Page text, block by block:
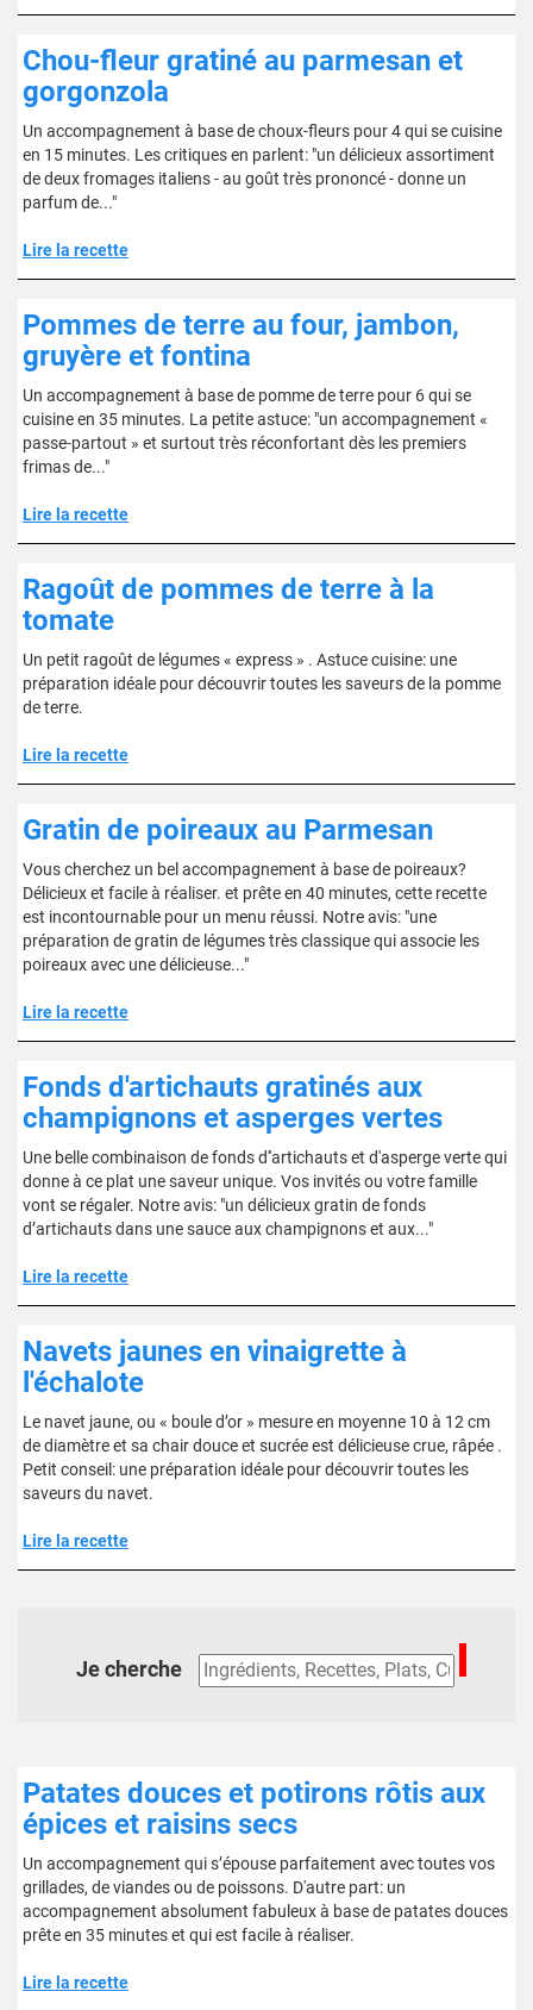
Chou-fleur gratiné au parmesan et
gorgonzola
Un accompagnement à base de choux-fleurs pour 4 qui se cuisine
en 15 minutes. Les critiques en parlent: "un délicieux assortiment
de deux fromages italiens - au goût très prononcé - donne un
parfum de..."
Lire la recette
Pommes de terre au four, jambon,
gruyère et fontina
Un accompagnement à base de pomme de terre pour 6 qui se
cuisine en 35 minutes. La petite astuce: "un accompagnement «
passe-partout » et surtout très réconfortant dès les premiers
frimas de..."
Lire la recette
Ragoût de pommes de terre à la
tomate
Un petit ragoût de légumes « express » . Astuce cuisine: une
préparation idéale pour découvrir toutes les saveurs de la pomme
de terre.
Lire la recette
Gratin de poireaux au Parmesan
Vous cherchez un bel accompagnement à base de poireaux?
Délicieux et facile à réaliser. et prête en 40 minutes, cette recette
est incontournable pour un menu réussi. Notre avis: "une
préparation de gratin de légumes très classique qui associe les
poireaux avec une délicieuse..."
Lire la recette
Fonds d'artichauts gratinés aux
champignons et asperges vertes
Une belle combinaison de fonds d''artichauts et d'asperge verte qui
donne à ce plat une saveur unique. Vos invités ou votre famille
vont se régaler. Notre avis: "un délicieux gratin de fonds
d’artichauts dans une sauce aux champignons et aux..."
Lire la recette
Navets jaunes en vinaigrette à
l'échalote
Le navet jaune, ou « boule d’or » mesure en moyenne 10 à 12 cm
de diamètre et sa chair douce et sucrée est délicieuse crue, râpée .
Petit conseil: une préparation idéale pour découvrir toutes les
saveurs du navet.
Lire la recette
Je cherche
Patates douces et potirons rôtis aux
épices et raisins secs
Un accompagnement qui s’épouse parfaitement avec toutes vos
grillades, de viandes ou de poissons. D'autre part: un
accompagnement absolument fabuleux à base de patates douces
prête en 35 minutes et qui est facile à réaliser.
Lire la recette